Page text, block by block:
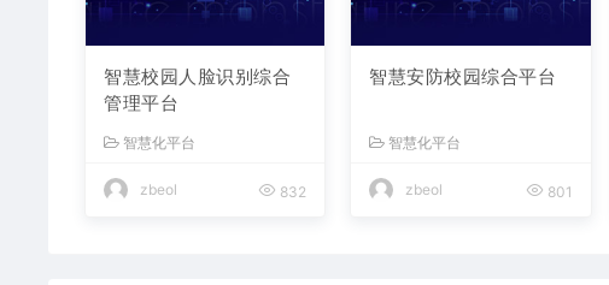
智慧校园人脸识别综合
管理平台
智慧化平台
zbeol 832
智慧安防校园综合平台
智慧化平台
zbeol 801